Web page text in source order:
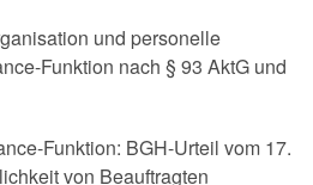
und personelle
Funktion nach § 93 AktG und
Funktion: BGH-Urteil vom 17.
von Beauftragten